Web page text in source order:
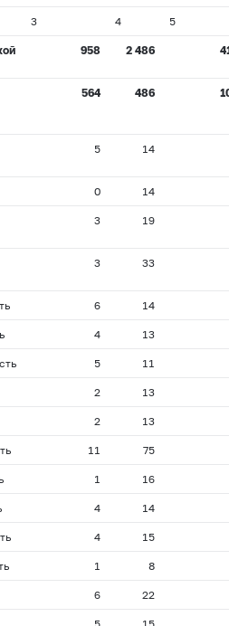
3 4 5
958 2 486
564 486
5 14
0 14
3 19
3 33
6 14
4 13
5 11
2 13
2 13
11 75
1 16
4 14
4 15
1 8
6 22